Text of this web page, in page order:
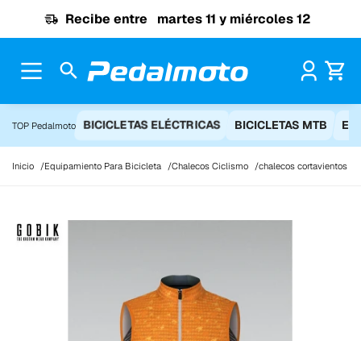
Recibe entre martes 11 y miércoles 12
TOP Pedalmoto BICICLETAS ELÉCTRICAS BICICLETAS MTB
Inicio Equipamiento Para Bicicleta Chalecos Ciclismo chalecos cortavientos